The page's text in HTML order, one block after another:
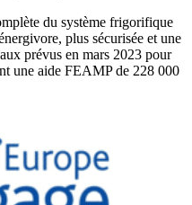
du système frigorifique
plus sécurisée et une
prévus en mars 2023 pour
une aide FEAMP de 228 000